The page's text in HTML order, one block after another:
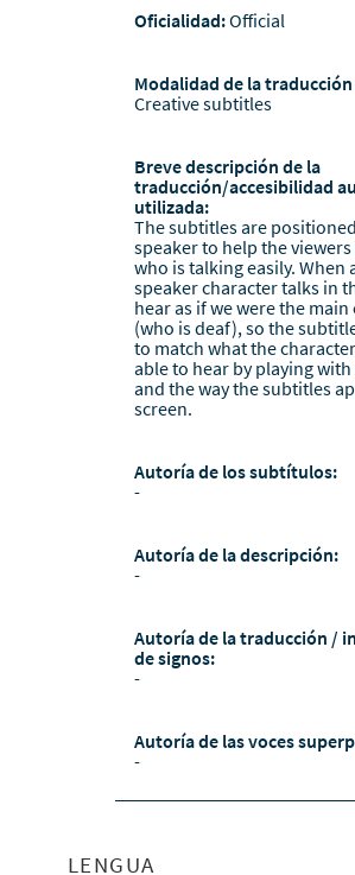
Oficialidad:Official
Modalidad de la
Creative subtitles
Breve descripción de la
traducción/accesibilidad
utilizada:
The subtitles are
speaker to help the
who is talking easily. When
speaker character talks in
hear as if we were the
(who is deaf), so the
to match what the
able to hear by playing
and the way the subtitles
screen.
Autoría de los subtítulos:
-
Autoría de la descripción:
-
Autoría de la traducción /
de signos:
-
Autoría de las voces
-
LENGUA